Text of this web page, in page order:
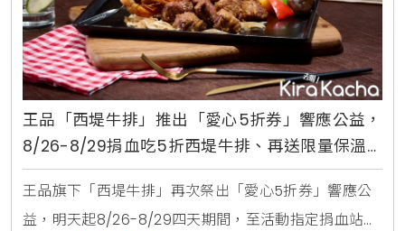
王品「西堤牛排」推出「愛心5折券」響應公益，
8/26-8/29捐血吃5折西堤牛排、再送限量保溫
袋
王品旗下「西堤牛排」再次祭出「愛心5折券」響應公
益，明天起8/26-8/29四天期間，至活動指定捐血站捐